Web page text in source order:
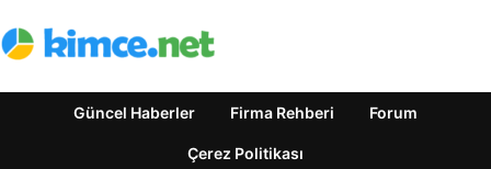
Güncel Haberler Firma Rehberi Forum
Çerez Politikası